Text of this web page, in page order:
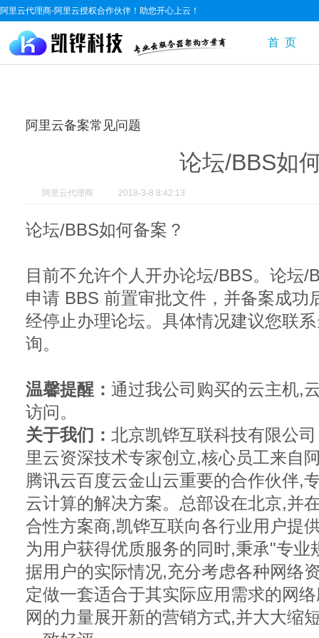
阿里云代理商-阿里云授权合作伙伴！助您开心上云！
首 页
阿里云备案常见问题
论坛/BBS如
阿里云代理商 2018-3-8 8:42:13
论坛/BBS如何备案？
目前不允许个人开办论坛/BBS。论坛/
申请 BBS 前置审批文件，并备案成功
经停止办理论坛。具体情况建议您联
询。
温馨提醒： 通过我公司购买的云主机,
访问。
关于我们： 北京凯铧互联科技有限公
里云资深技术专家创立,核心员工来自
腾讯云百度云金山云重要的合作伙伴,
云计算的解决方案。总部设在北京,并
合性方案商,凯铧互联向各行业用户提
为用户获得优质服务的同时,秉承"专
据用户的实际情况,充分考虑各种网络
定做一套适合于其实际应用需求的网
网的力量展开新的营销方式,并大大缩